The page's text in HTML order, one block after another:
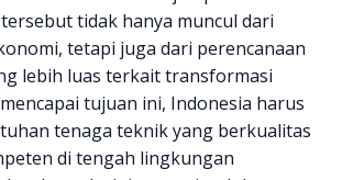
tidak hanya muncul dari
tetapi juga dari perencanaan
lebih luas terkait transformasi
tujuan ini, Indonesia harus
tenaga teknik yang berkualitas
di tengah lingkungan